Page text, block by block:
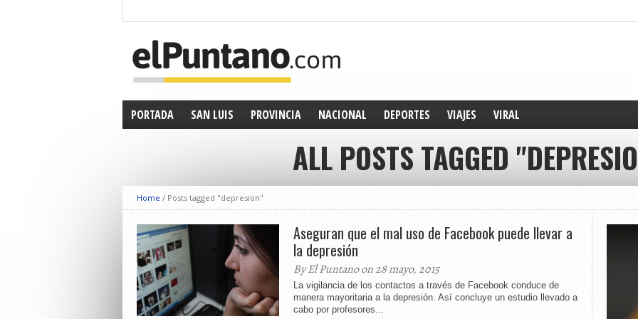
PORTADA SAN LUIS PROVINCIA NACIONAL DEPORTES VIAJES VIRAL
ALL POSTS TAGGED
Home / Posts tagged "depresion"
Aseguran que el mal uso de Facebook puede llevar a
la depresión
By El Puntano on 28 mayo, 2015
La vigilancia de los contactos a través de Facebook conduce de
manera mayoritaria a la depresión. Así concluye un estudio llevado a
cabo por profesores...